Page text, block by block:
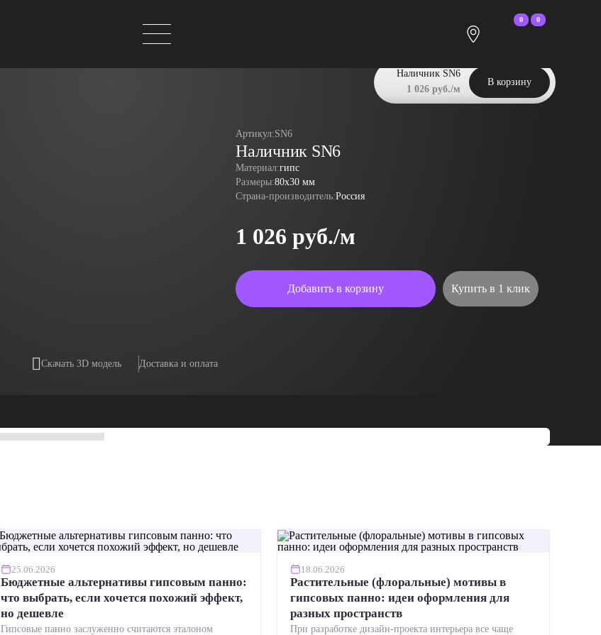
0 0
Артикул:SN6
Наличник SN6
Материал:гипс
Размеры:80x30 мм
Страна-производитель:Россия
1 026 руб./м
Добавить в корзину Купить в 1 клик
Наличник SN6
1 026 руб./м
В корзину
Скачать 3D модель Доставка и оплата
25.06.2026
Бюджетные альтернативы гипсовым панно:
что выбрать, если хочется похожий эффект,
но дешевле
Гипсовые панно заслуженно считаются эталоном
18.06.2026
Растительные (флоральные) мотивы в
гипсовых панно: идеи оформления для
разных пространств
При разработке дизайн-проекта интерьера все чаще